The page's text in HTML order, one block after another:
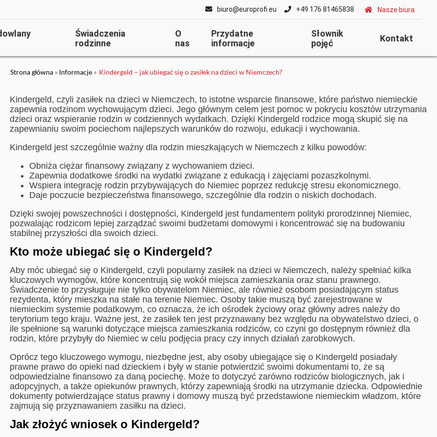
biuro@europrofi.eu +49 176 81465838 Nasze biura
Świadczenia
rodzinne
O
nas
Przydatne
informacje
Słownik
pojęć
Kontakt
Strona główna » Informacje » Kindergeld – jak ubiegać się o zasiłek na dzieci w Niemczech?
Kindergeld, czyli zasiłek na dzieci w Niemczech, to istotne wsparcie finansowe, które państwo niemieckie
zapewnia rodzinom wychowującym dzieci. Jego głównym celem jest pomoc w pokryciu kosztów utrzymania
dzieci oraz wspieranie rodzin w codziennych wydatkach. Dzięki Kindergeld rodzice mogą skupić się na
zapewnianiu swoim pociechom najlepszych warunków do rozwoju, edukacji i wychowania.
Kindergeld jest szczególnie ważny dla rodzin mieszkających w Niemczech z kilku powodów:
Obniża ciężar finansowy związany z wychowaniem dzieci.
Zapewnia dodatkowe środki na wydatki związane z edukacją i zajęciami pozaszkolnymi.
Wspiera integrację rodzin przybywających do Niemiec poprzez redukcję stresu ekonomicznego.
Daje poczucie bezpieczeństwa finansowego, szczególnie dla rodzin o niskich dochodach.
Dzięki swojej powszechności i dostępności, Kindergeld jest fundamentem polityki prorodzinnej Niemiec,
pozwalając rodzicom lepiej zarządzać swoimi budżetami domowymi i koncentrować się na budowaniu
stabilnej przyszłości dla swoich dzieci.
Kto może ubiegać się o Kindergeld?
Aby móc ubiegać się o Kindergeld, czyli popularny zasiłek na dzieci w Niemczech, należy spełniać kilka
kluczowych wymogów, które koncentrują się wokół miejsca zamieszkania oraz stanu prawnego.
Świadczenie to przysługuje nie tylko obywatelom Niemiec, ale również osobom posiadającym status
rezydenta, który mieszka na stałe na terenie Niemiec. Osoby takie muszą być zarejestrowane w
niemieckim systemie podatkowym, co oznacza, że ich ośrodek życiowy oraz główny adres należy do
terytorium tego kraju. Ważne jest, że zasiłek ten jest przyznawany bez względu na obywatelstwo dzieci, o
ile spełnione są warunki dotyczące miejsca zamieszkania rodziców, co czyni go dostępnym również dla
rodzin, które przybyły do Niemiec w celu podjęcia pracy czy innych działań zarobkowych.
Oprócz tego kluczowego wymogu, niezbędne jest, aby osoby ubiegające się o Kindergeld posiadały
prawne prawo do opieki nad dzieckiem i były w stanie potwierdzić swoimi dokumentami to, że są
odpowiedzialne finansowo za daną pociechę. Może to dotyczyć zarówno rodziców biologicznych, jak i
adopcyjnych, a także opiekunów prawnych, którzy zapewniają środki na utrzymanie dziecka. Odpowiednie
dokumenty potwierdzające status prawny i domowy muszą być przedstawione niemieckim władzom, które
zajmują się przyznawaniem zasiłku na dzieci.
Jak złożyć wniosek o Kindergeld?